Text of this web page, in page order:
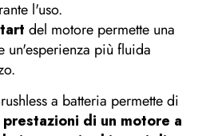
l'uso.
del motore permette una
un'esperienza più fluida
a batteria permette di
di un motore a